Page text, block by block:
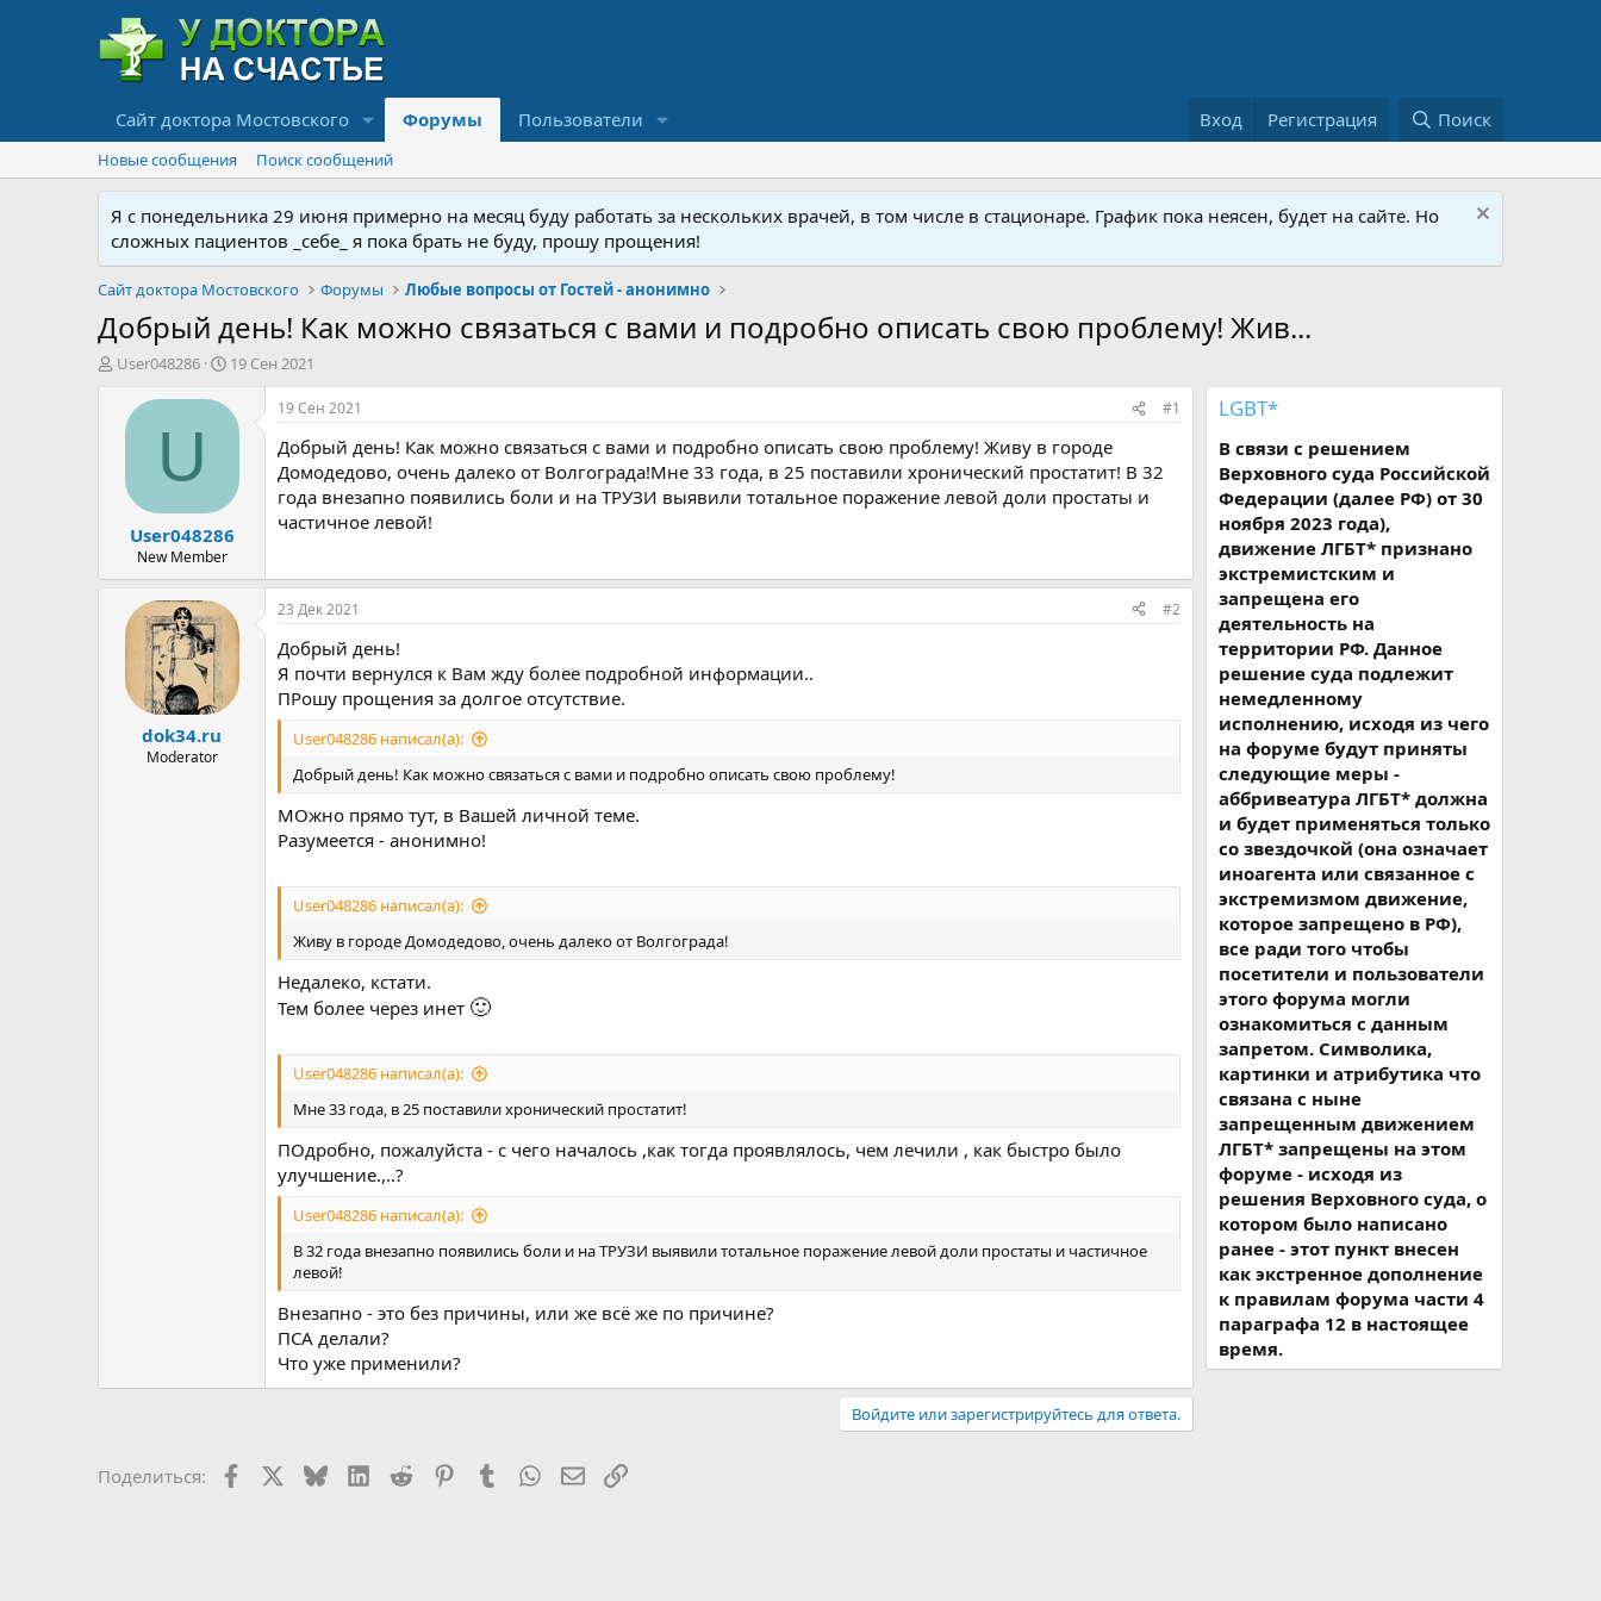
Сайт доктора Мостовского Форумы Пользователи Вход Регистрация Поиск
Новые сообщения Поиск сообщений
Я с понедельника 29 июня примерно на месяц буду работать за нескольких врачей, в том числе в стационаре. График пока неясен, будет на сайте. Но
сложных пациентов _себе_ я пока брать не буду, прошу прощения!
Сайт доктора Мостовского Форумы Любые вопросы от Гостей - анонимно
Добрый день! Как можно связаться с вами и подробно описать свою проблему! Жив...
А
User048286
Д
т
а
ч
л
19 Сен 2021
U
User048286
New Member
19 Сен 2021 #1
Добрый день! Как можно связаться с вами и подробно описать свою проблему! Живу в городе
Домодедово, очень далеко от Волгограда!Мне 33 года, в 25 поставили хронический простатит! В 32
года внезапно появились боли и на ТРУЗИ выявили тотальное поражение левой доли простаты и
частичное левой!
dok34.ru
Moderator
23 Дек 2021 #2
Добрый день!
Я почти вернулся к Вам жду более подробной информации..
ПРошу прощения за долгое отсутствие.
User048286 написал(а):
Добрый день! Как можно связаться с вами и подробно описать свою проблему!
МОжно прямо тут, в Вашей личной теме.
Разумеется - анонимно!
User048286 написал(а):
Живу в городе Домодедово, очень далеко от Волгограда!
Недалеко, кстати.
Тем более через инет 🙂
User048286 написал(а):
Мне 33 года, в 25 поставили хронический простатит!
ПОдробно, пожалуйста - с чего началось ,как тогда проявлялось, чем лечили , как быстро было
улучшение.,..?
User048286 написал(а):
В 32 года внезапно появились боли и на ТРУЗИ выявили тотальное поражение левой доли простаты и частичное
левой!
Внезапно - это без причины, или же всё же по причине?
ПСА делали?
Что уже применили?
Войдите или зарегистрируйтесь для ответа.
Поделиться: Facebook BlueskyLinkedInReddit PinterestTumblrWhatsAppЭлектронная почта
Ссылка
LGBT*
В связи с решением
Верховного суда Российской
Федерации (далее РФ) от 30
ноября 2023 года),
движение ЛГБТ* признано
экстремистским и
запрещена его
деятельность на
территории РФ. Данное
решение суда подлежит
немедленному
исполнению, исходя из чего
на форуме будут приняты
следующие меры -
аббривеатура ЛГБТ* должна
и будет применяться только
со звездочкой (она означает
иноагента или связанное с
экстремизмом движение,
которое запрещено в РФ),
все ради того чтобы
посетители и пользователи
этого форума могли
ознакомиться с данным
запретом. Символика,
картинки и атрибутика что
связана с ныне
запрещенным движением
ЛГБТ* запрещены на этом
форуме - исходя из
решения Верховного суда, о
котором было написано
ранее - этот пункт внесен
как экстренное дополнение
к правилам форума части 4
параграфа 12 в настоящее
время.